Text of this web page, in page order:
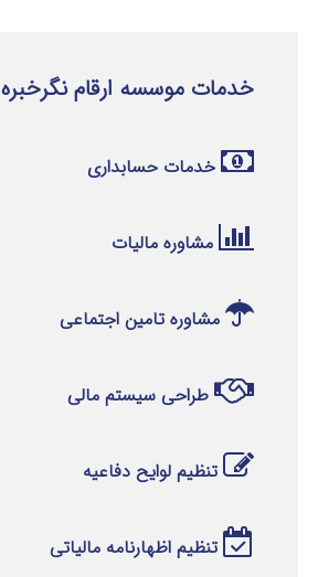
خدمات موسسه ارقام نگرخبره
خدمات حسابداری
مشاوره مالیات
مشاوره تامین اجتماعی
طراحی سیستم مالی
تنظیم لوایح دفاعیه
تنظیم اظهارنامه مالیاتی